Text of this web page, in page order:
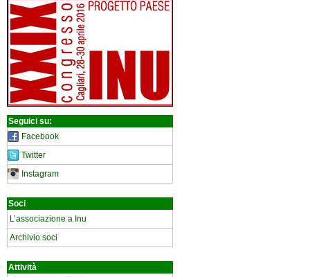
Seguici su:
Facebook
Twitter
Instagram
Soci
L’associazione a Inu
Archivio soci
Attività